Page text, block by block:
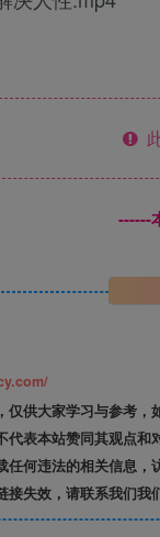
------
供大家学习与参考，
表本站赞同其观点和
何违法的相关信息，
失效，请联系我们我